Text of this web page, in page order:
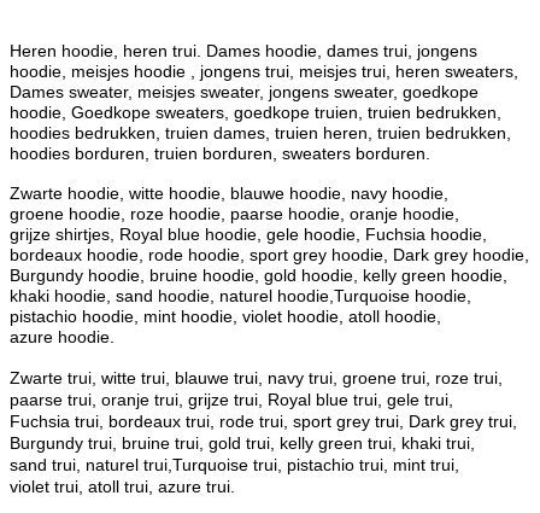
Heren hoodie, heren trui. Dames hoodie, dames trui, jongens
hoodie, meisjes hoodie , jongens trui, meisjes trui, heren sweaters,
Dames sweater, meisjes sweater, jongens sweater, goedkope
hoodie, Goedkope sweaters, goedkope truien, truien bedrukken,
hoodies bedrukken, truien dames, truien heren, truien bedrukken,
hoodies borduren, truien borduren, sweaters borduren.
Zwarte hoodie, witte hoodie , blauwe hoodie , navy hoodie
groene hoodie , roze hoodie , paarse hoodie , oranje hoodie
grijze shirtjes, Royal blue hoodie , gele hoodie , Fuchsia hoodie
bordeaux hoodie , rode hoodie , sport grey hoodie , Dark grey hoodie
Burgundy hoodie , bruine hoodie , gold hoodie , kelly green hoodie
khaki hoodie , sand hoodie , naturel hoodie ,Turquoise hoodie
pistachio hoodie , mint hoodie , violet hoodie , atoll hoodie
azure hoodie
Zwarte trui, witte trui , blauwe trui , navy trui , groene trui , roze trui
paarse trui , oranje trui , grijze trui , Royal blue trui , gele trui
Fuchsia trui , bordeaux trui , rode trui , sport grey trui , Dark grey trui
Burgundy trui , bruine trui , gold trui , kelly green trui , khaki trui
sand trui , naturel trui ,Turquoise trui , pistachio trui , mint trui
violet trui , atoll trui , azure trui